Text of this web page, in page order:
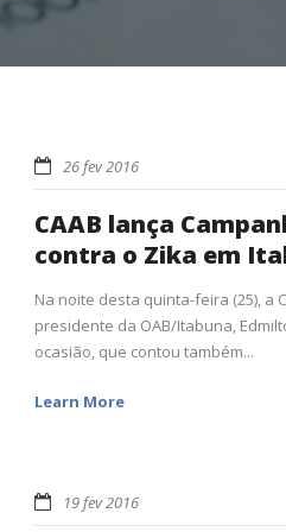
26 fev 2016
CAAB lança
contra o Zika em
Na noite desta quinta-feira (25), a
presidente da OAB/Itabuna,
ocasião, que contou também...
Learn More
19 fev 2016